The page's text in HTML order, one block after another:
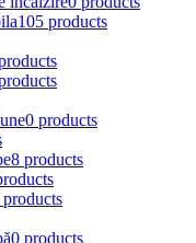
105 products
0 products
8 products
products
0 products